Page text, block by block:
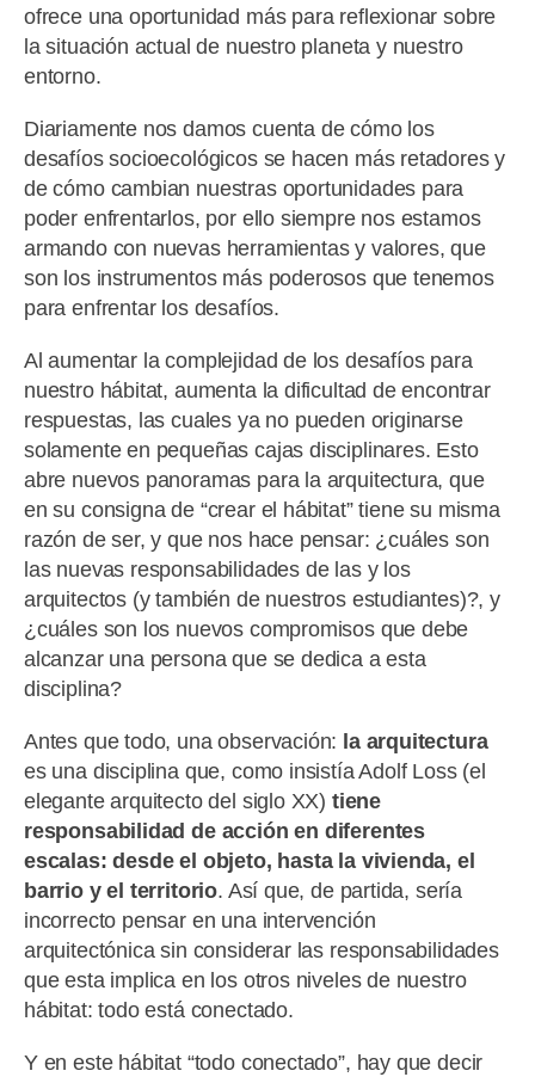
ofrece una oportunidad más para reflexionar sobre
la situación actual de nuestro planeta y nuestro
entorno.
Diariamente nos damos cuenta de cómo los
desafíos socioecológicos se hacen más retadores y
de cómo cambian nuestras oportunidades para
poder enfrentarlos, por ello siempre nos estamos
armando con nuevas herramientas y valores, que
son los instrumentos más poderosos que tenemos
para enfrentar los desafíos.
Al aumentar la complejidad de los desafíos para
nuestro hábitat, aumenta la dificultad de encontrar
respuestas, las cuales ya no pueden originarse
solamente en pequeñas cajas disciplinares. Esto
abre nuevos panoramas para la arquitectura, que
en su consigna de “crear el hábitat” tiene su misma
razón de ser, y que nos hace pensar: ¿cuáles son
las nuevas responsabilidades de las y los
arquitectos (y también de nuestros estudiantes)?, y
¿cuáles son los nuevos compromisos que debe
alcanzar una persona que se dedica a esta
disciplina?
Antes que todo, una observación: la arquitectura
es una disciplina que, como insistía Adolf Loss (el
elegante arquitecto del siglo XX) tiene
responsabilidad de acción en diferentes
escalas: desde el objeto, hasta la vivienda, el
barrio y el territorio. Así que, de partida, sería
incorrecto pensar en una intervención
arquitectónica sin considerar las responsabilidades
que esta implica en los otros niveles de nuestro
hábitat: todo está conectado.
Y en este hábitat “todo conectado”, hay que decir